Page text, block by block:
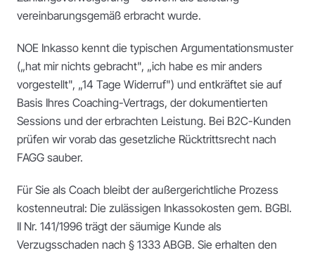
vereinbarungsgemäß erbracht wurde.
NOE Inkasso kennt die typischen Argumentationsmuster
(„hat mir nichts gebracht", „ich habe es mir anders
vorgestellt", „14 Tage Widerruf") und entkräftet sie auf
Basis Ihres Coaching-Vertrags, der dokumentierten
Sessions und der erbrachten Leistung. Bei B2C-Kunden
prüfen wir vorab das gesetzliche Rücktrittsrecht nach
FAGG sauber.
Für Sie als Coach bleibt der außergerichtliche Prozess
kostenneutral: Die zulässigen Inkassokosten gem. BGBl.
II Nr. 141/1996 trägt der säumige Kunde als
Verzugsschaden nach § 1333 ABGB. Sie erhalten den